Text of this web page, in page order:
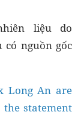
liệu do
có nguồn gốc
Long An are
statement